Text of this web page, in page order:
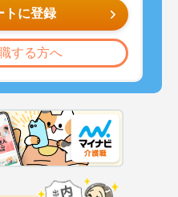
トに登録
する方へ